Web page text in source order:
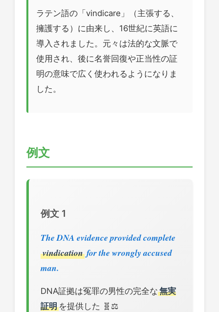
ラテン語の「vindicare」（主張する、
擁護する）に由来し、16世紀に英語に
導入されました。元々は法的な文脈で
使用され、後に名誉回復や正当性の証
明の意味で広く使われるようになりま
した。
例文
例文 1
The DNA evidence provided complete
vindication for the wrongly accused
man.
DNA証拠は冤罪の男性の完全な 無実
証明 を提供した 🧬⚖️